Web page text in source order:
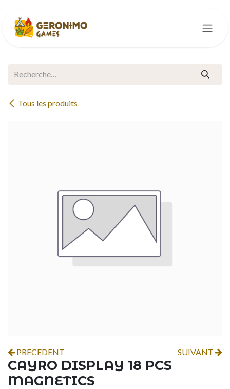
Tous les produits
PRECEDENT SUIVANT
CAYRO DISPLAY 18 PCS
MAGNETICS